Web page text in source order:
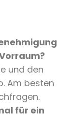
und den
Am besten
für ein